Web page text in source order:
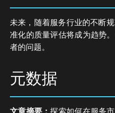
未来，随着服务行业的不断
准化的质量评估将成为趋势
者的问题。
元数据